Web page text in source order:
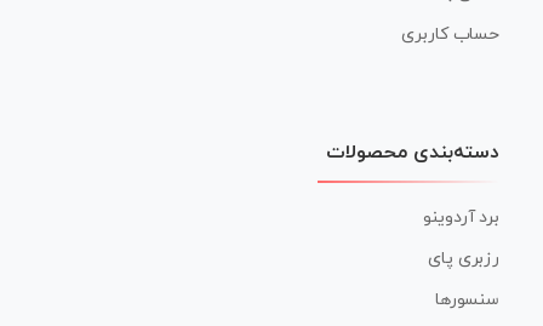
حساب کاربری
دسته‌بندی محصولات
برد آردوینو
رزبری پای
سنسورها